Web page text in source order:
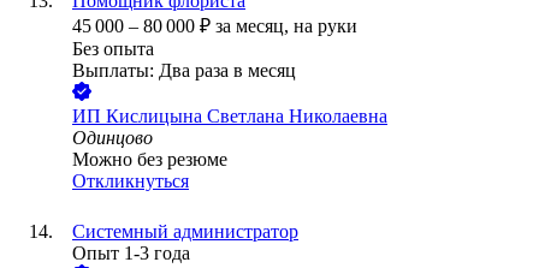
45 000 – 80 000 ₽ за месяц, на руки
Без опыта
Выплаты: Два раза в месяц
ИП Кислицына Светлана Николаевна
Одинцово
Можно без резюме
Откликнуться
Системный администратор
Опыт 1-3 года